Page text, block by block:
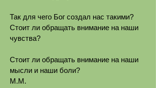
Так для чего Бог создал нас такими?
Стоит ли обращать внимание на наши
чувства?
Стоит ли обращать внимание на наши
мысли и наши боли?
М.М.